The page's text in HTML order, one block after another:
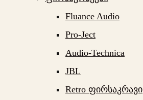
Fluance Audio
Pro-Ject
Audio-Technica
JBL
Retro ფირსაკრავი